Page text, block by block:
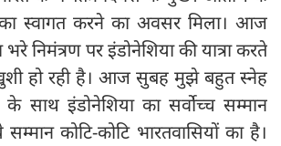
स्वागत करने का अवसर मिला। आज
निमंत्रण पर इंडोनेशिया की यात्रा करते
हो रही है। आज सुबह मुझे बहुत स्नेह
इंडोनेशिया का सर्वोच्च सम्मान
कोटि-कोटि भारतवासियों का है।